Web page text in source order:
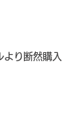
より断然購入